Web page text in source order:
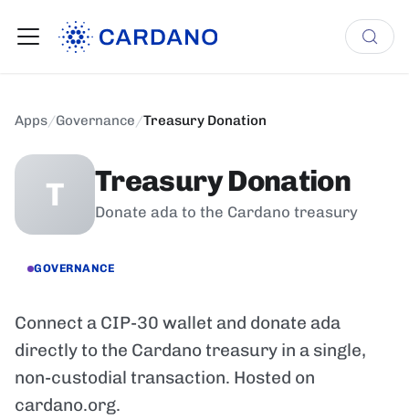
Apps/Governance/Treasury Donation
T Treasury Donation
Donate ada to the Cardano treasury
GOVERNANCE
Connect a CIP-30 wallet and donate ada
directly to the Cardano treasury in a single,
non-custodial transaction. Hosted on
cardano.org.